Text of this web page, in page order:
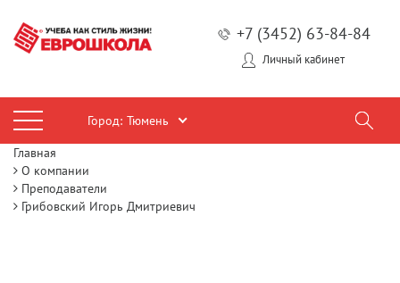
+7 (3452) 63-84-84
Личный кабинет
Город: Тюмень
Главная
О компании
Преподаватели
Грибовский Игорь Дмитриевич